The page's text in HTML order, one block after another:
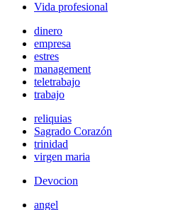
Vida profesional
dinero
empresa
estres
management
teletrabajo
trabajo
reliquias
Sagrado Corazón
trinidad
virgen maria
Devocion
angel